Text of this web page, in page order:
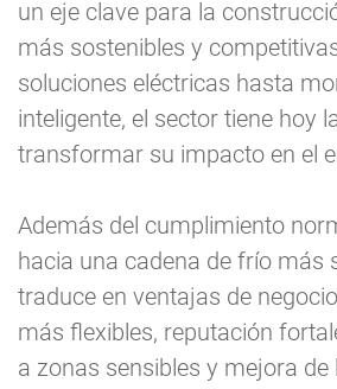
un eje clave para la
más sostenibles y
soluciones eléctricas hasta
inteligente, el sector tiene hoy
transformar su impacto en el
Además del cumplimiento
hacia una cadena de frío más
traduce en ventajas de
más flexibles, reputación
a zonas sensibles y mejora de